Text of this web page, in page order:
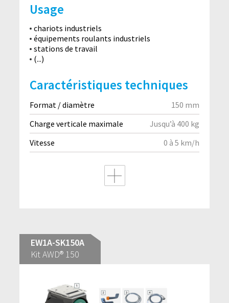
Usage
chariots industriels
équipements roulants industriels
stations de travail
(...)
Caractéristiques techniques
Format / diamètre
150 mm
Charge verticale maximale
Jusqu’à 400 kg
Vitesse
0 à 5 km/h
EW1A-SK150A
Kit AWD® 150